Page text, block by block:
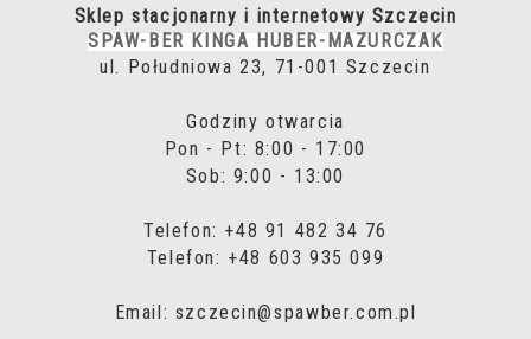
Sklep stacjonarny i internetowy Szczecin
SPAW-BER KINGA HUBER-MAZURCZAK
ul. Południowa 23, 71-001 Szczecin
Godziny otwarcia
Pon - Pt: 8:00 - 17:00
Sob: 9:00 - 13:00
Telefon: +48 91 482 34 76
Telefon: +48 603 935 099
Email: szczecin@spawber.com.pl